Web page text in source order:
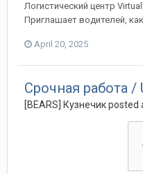
Логистический центр
Приглашает водителей,
April 20, 2025
Срочная работа /
[BEARS] Кузнечик